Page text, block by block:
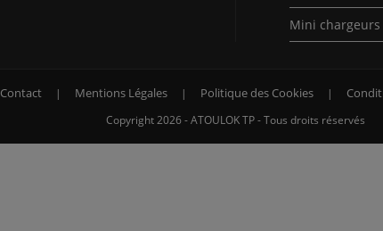
Mini chargeurs
Contact Mentions Légales Politique des Cookies
Copyright 2026 - ATOULOK TP - Tous droits réservés